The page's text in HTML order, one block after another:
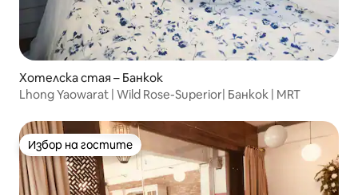
Хотелска стая – Банкок
Lhong Yaowarat | Wild Rose-Superior| Банкок | MRT
Избор на гостите
Избор на гостите